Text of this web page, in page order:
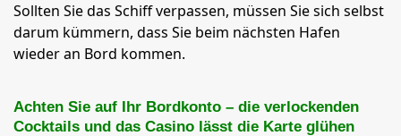
Sollten Sie das Schiff verpassen, müssen Sie sich selbst
darum kümmern, dass Sie beim nächsten Hafen
wieder an Bord kommen.
Achten Sie auf Ihr Bordkonto – die verlockenden
Cocktails und das Casino lässt die Karte glühen